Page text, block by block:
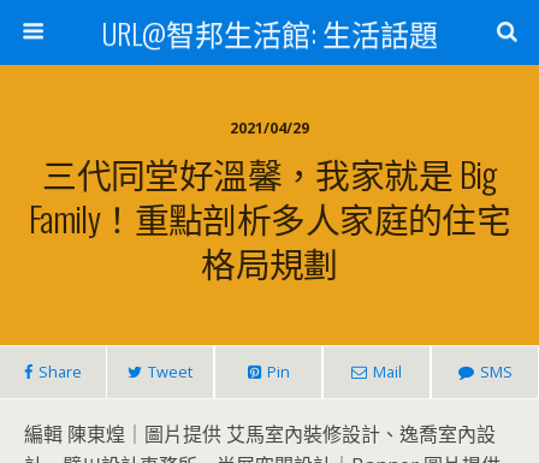
URL@智邦生活館: 生活話題
2021/04/29
三代同堂好溫馨，我家就是 Big
Family！重點剖析多人家庭的住宅
格局規劃
Share Tweet Pin Mail SMS
編輯 陳東煌｜圖片提供 艾馬室內裝修設計、逸喬室內設